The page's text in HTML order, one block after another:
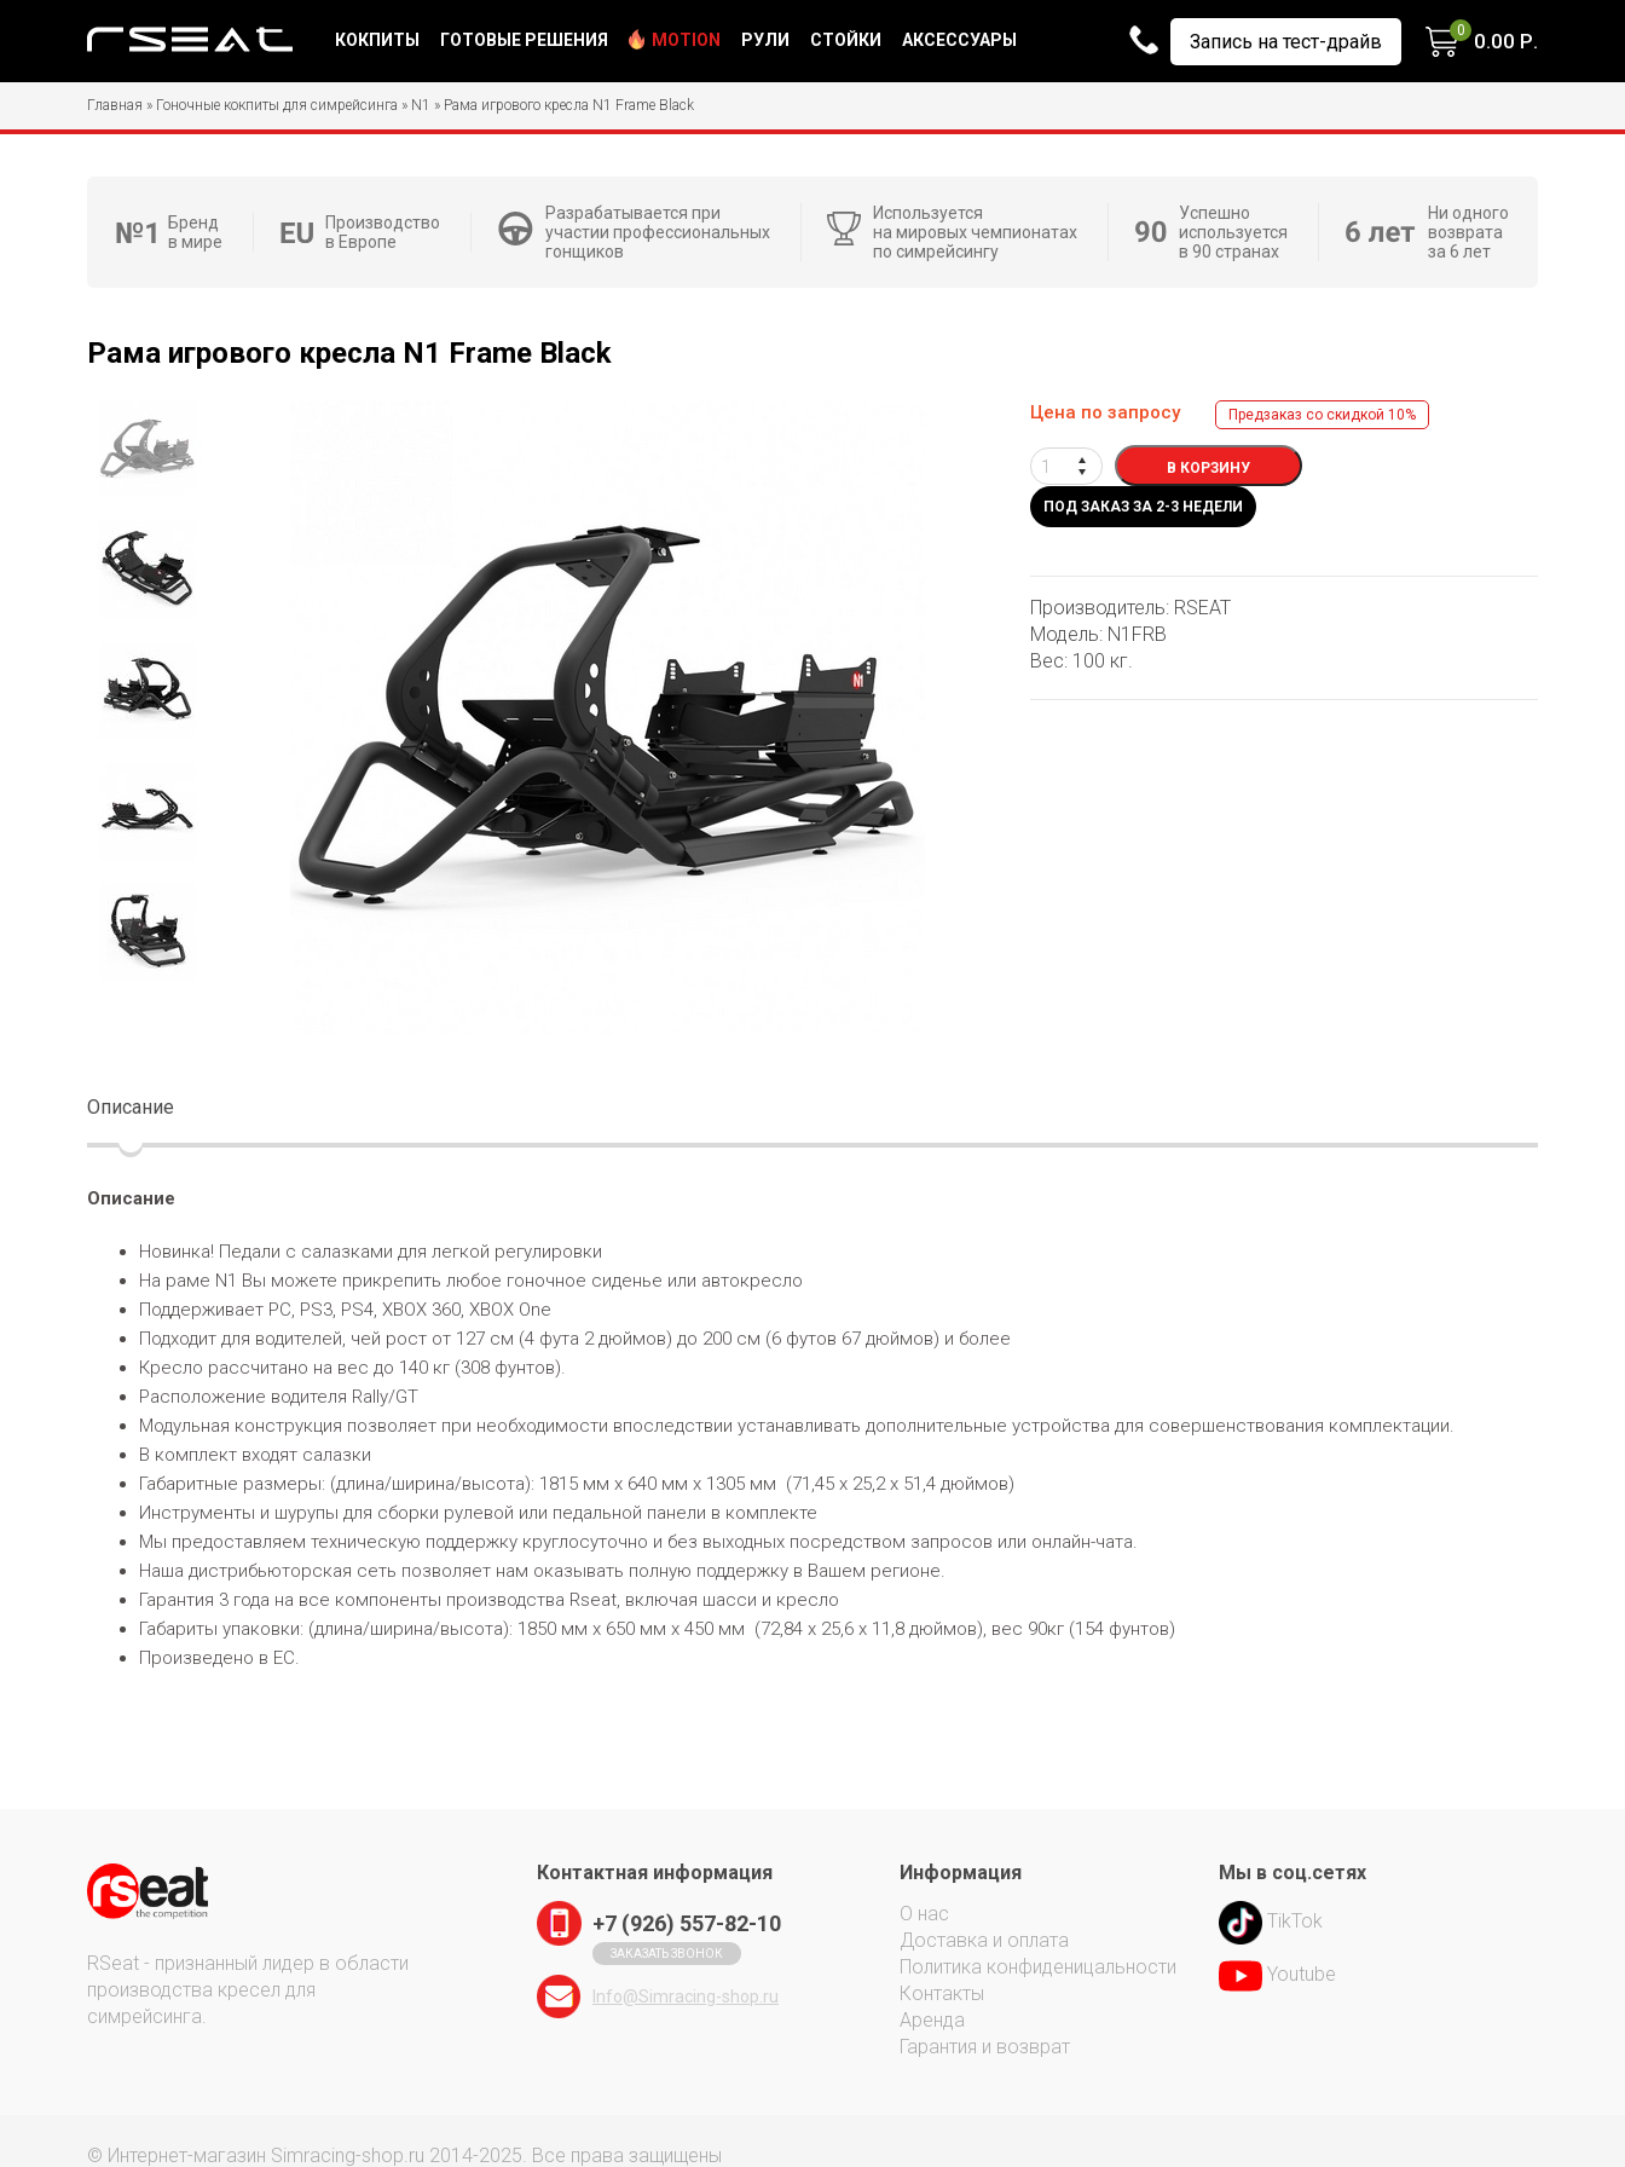
КОКПИТЫ ГОТОВЫЕ РЕШЕНИЯ MOTION РУЛИ СТОЙКИ АКСЕССУАРЫ Запись на тест-драйв 0 0.00 Р.
Главная » Гоночные кокпиты для симрейсинга » N1 » Рама игрового кресла N1 Frame Black
Бренд
в мире
Производство
в Европе
Разрабатывается при
участии профессиональных
гонщиков
Используется
на мировых чемпионатах
по симрейсингу
Успешно
используется
в 90 странах
Ни одного
возврата
за 6 лет
Рама игрового кресла N1 Frame Black
Цена по запросу Предзаказ со скидкой 10%
В КОРЗИНУ
ПОД ЗАКАЗ ЗА 2-3 НЕДЕЛИ
Производитель: RSEAT
Модель: N1FRB
Вес: 100 кг.
Описание
Описание
Новинка! Педали с салазками для легкой регулировки
На раме N1 Вы можете прикрепить любое гоночное сиденье или автокресло
Поддерживает PC, PS3, PS4, XBOX 360, XBOX One
Подходит для водителей, чей рост от 127 см (4 фута 2 дюймов) до 200 см (6 футов 67 дюймов) и более
Кресло рассчитано на вес до 140 кг (308 фунтов).
Расположение водителя Rally/GT
Модульная конструкция позволяет при необходимости впоследствии устанавливать дополнительные устройства для совершенствования комплектации.
В комплект входят салазки
Габаритные размеры: (длина/ширина/высота): 1815 мм x 640 мм x 1305 мм (71,45 x 25,2 x 51,4 дюймов)
Инструменты и шурупы для сборки рулевой или педальной панели в комплекте
Мы предоставляем техническую поддержку круглосуточно и без выходных посредством запросов или онлайн-чата.
Наша дистрибьюторская сеть позволяет нам оказывать полную поддержку в Вашем регионе.
Гарантия 3 года на все компоненты производства Rseat, включая шасси и кресло
Габариты упаковки: (длина/ширина/высота): 1850 мм x 650 мм x 450 мм (72,84 x 25,6 x 11,8 дюймов), вес 90кг (154 фунтов)
Произведено в ЕС.
RSeat - признанный лидер в области
производства кресел для
симрейсинга.
Контактная информация
+7 (926) 557-82-10
ЗАКАЗАТЬ ЗВОНОК
Info@Simracing-shop.ru
Информация
О нас
Доставка и оплата
Политика конфиденицальности
Контакты
Аренда
Гарантия и возврат
Мы в соц.сетях
TikTok
Youtube
© Интернет-магазин Simracing-shop.ru 2014-2025. Все права защищены